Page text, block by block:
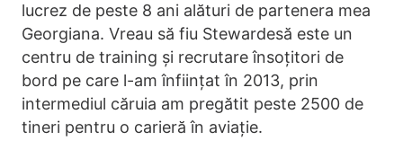
lucrez de peste 8 ani alături de partenera mea
Georgiana. Vreau să fiu Stewardesă este un
centru de training și recrutare însoțitori de
bord pe care l-am înființat în 2013, prin
intermediul căruia am pregătit peste 2500 de
tineri pentru o carieră în aviație.